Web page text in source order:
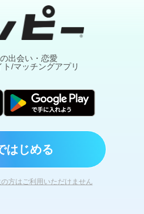
出会い・恋愛
/マッチングアプリ
はじめる
方はご利用いただけません